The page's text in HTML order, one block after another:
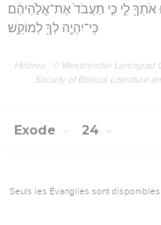
אֹתְךָ֖ לִ֑י כִּ֤י תַעֲבֹד֙ אֶת־אֱלֹ֣הֵיהֶ֔ם
כִּֽי־יִהְיֶ֥ה לְךָ֖ לְמוֹקֵֽשׁ׃
Hébreu : © Westminster Leningrad
Society of Biblical Literature
Exode 24
Seuls les Évangiles sont